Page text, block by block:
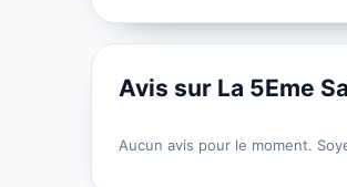
Avis sur La 5Eme
Aucun avis pour le moment.